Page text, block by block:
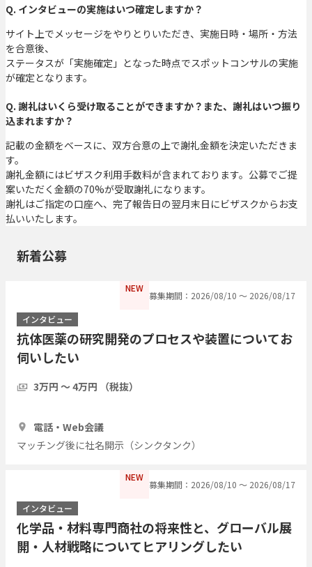
Q. インタビューの実施はいつ確定しますか？
サイト上でメッセージをやりとりいただき、実施日時・場所・方法
を合意後、
ステータスが「実施確定」となった時点でスポットコンサルの実施
が確定となります。
Q. 謝礼はいくら受け取ることができますか？また、謝礼はいつ振り
込まれますか？
記載の金額をベースに、双方合意の上で謝礼金額を決定いただきま
す。
謝礼金額にはビザスク利用手数料が含まれております。公募でご提
案いただく金額の70%が受取謝礼になります。
謝礼はご指定の口座へ、完了報告日の翌月末日にビザスクからお支
払いいたします。
新着公募
NEW
募集期間：2026/08/10 〜 2026/08/17
インタビュー
抗体医薬の研究開発のプロセスや装置についてお
伺いしたい
3万円 〜 4万円 （税抜）
電話・Web会議
マッチング後に社名開示（シンクタンク）
NEW
募集期間：2026/08/10 〜 2026/08/17
インタビュー
化学品・材料専門商社の将来性と、グローバル展
開・人材戦略についてヒアリングしたい